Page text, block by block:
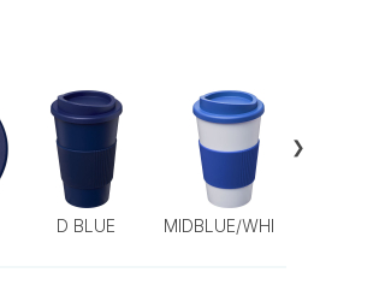
D BLUE MIDBLUE/WHITE
❯